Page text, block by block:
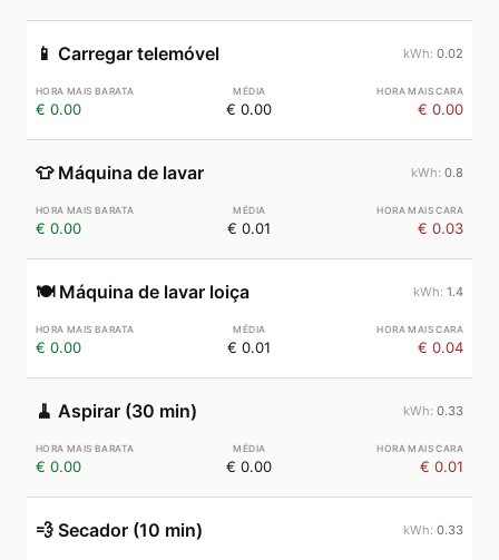
📱 Carregar telemóvel 0.02
€ 0.00 € 0.00 € 0.00
👕 Máquina de lavar 0.8
€ 0.00 € 0.01 € 0.03
🍽️ Máquina de lavar loiça 1.4
€ 0.00 € 0.01 € 0.04
🧹 Aspirar (30 min) 0.33
€ 0.00 € 0.00 € 0.01
💨 Secador (10 min) 0.33